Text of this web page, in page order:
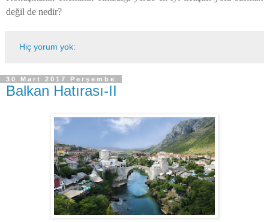
değil de nedir?
Hiç yorum yok:
30 Mart 2017 Perşembe
Balkan Hatırası-II